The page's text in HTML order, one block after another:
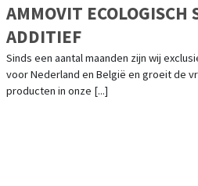
AMMOVIT ECOLOGISCH
ADDITIEF
Sinds een aantal maanden zijn wij
voor Nederland en België en groeit de
producten in onze [...]